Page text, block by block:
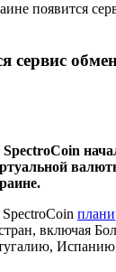
появится
сервис
включая